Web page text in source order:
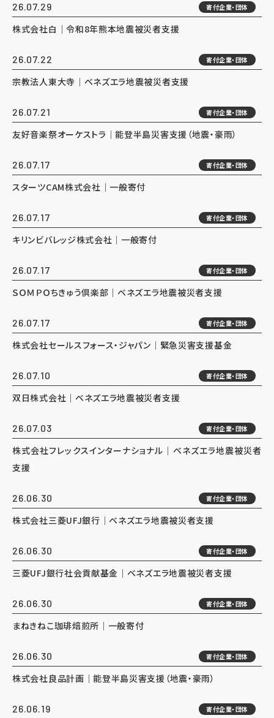
26.07.29 寄付企業・団体
株式会社白｜令和8年熊本地震被災者支援
26.07.22 寄付企業・団体
宗教法人東大寺｜ベネズエラ地震被災者支援
26.07.21 寄付企業・団体
友好音楽祭オーケストラ｜能登半島災害支援（地震・豪雨）
26.07.17 寄付企業・団体
スターツCAM株式会社｜一般寄付
26.07.17 寄付企業・団体
キリンビバレッジ株式会社｜一般寄付
26.07.17 寄付企業・団体
ＳＯＭＰＯちきゅう倶楽部｜ベネズエラ地震被災者支援
26.07.17 寄付企業・団体
株式会社セールスフォース・ジャパン｜緊急災害支援基金
26.07.10 寄付企業・団体
双日株式会社｜ベネズエラ地震被災者支援
26.07.03 寄付企業・団体
株式会社フレックスインターナショナル｜ベネズエラ地震被災者
支援
26.06.30 寄付企業・団体
株式会社三菱UFJ銀行｜ベネズエラ地震被災者支援
26.06.30 寄付企業・団体
三菱UFJ銀行社会貢献基金｜ベネズエラ地震被災者支援
26.06.30 寄付企業・団体
まねきねこ珈琲焙煎所｜一般寄付
26.06.30 寄付企業・団体
株式会社良品計画｜能登半島災害支援（地震・豪雨）
26.06.19 寄付企業・団体